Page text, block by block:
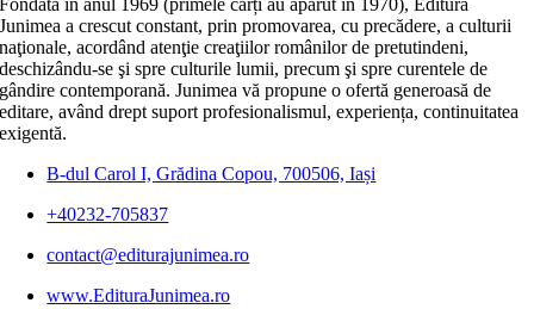
Junimea a crescut constant, prin promovarea, cu precădere, a culturii
naţionale, acordând atenţie creaţiilor românilor de pretutindeni,
deschizându-se şi spre culturile lumii, precum şi spre curentele de
gândire contemporană. Junimea vă propune o ofertă generoasă de
editare, având drept suport profesionalismul, experiența, continuitatea
exigentă.
B-dul Carol I, Grădina Copou, 700506, Iași
+40232-705837
contact@editurajunimea.ro
www.EdituraJunimea.ro